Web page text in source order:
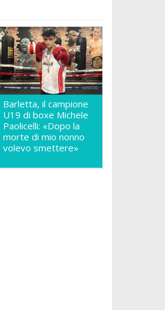
Barletta, il campione
U19 di boxe Michele
Paolicelli: «Dopo la
morte di mio nonno
volevo smettere»